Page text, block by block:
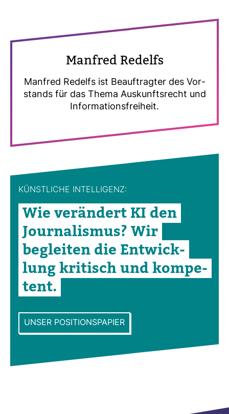
Man­fred Redelfs
Man­fred Redelfs ist Beauf­tragter des Vor­
stands für das Thema Aus­kunfts­recht und
Infor­ma­ti­ons­frei­heit.
KÜNST­LICHE INTEL­LI­GENZ:
Wie ver­än­dert KI den
Jour­na­lismus? Wir
begleiten die Ent­wick­
lung kri­tisch und kom­pe­
tent.
UNSER POSITIONSPAPIER